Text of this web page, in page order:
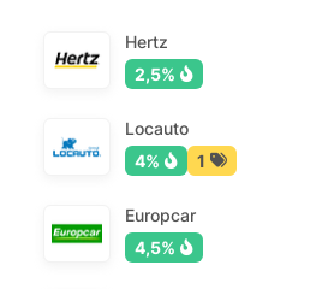
Hertz
2,5%
Locauto
4%
1
Europcar
4,5%